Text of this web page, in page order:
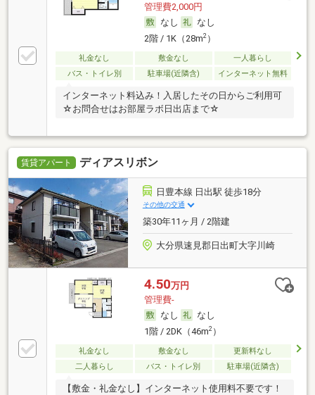
管理費2,000円
なし
なし
2階 / 1K（28m2）
礼金なし 敷金なし
一人暮らし
バス・トイレ別
駐車場(近隣含) インターネット無料
インターネット料込み！入居したその日からご利用可
☆お問合せはお部屋ラボ日出店まで☆
賃貸アパート ディアスリボン
日豊本線 日出駅 徒歩18分
その他の交通
築30年11ヶ月 / 2階建
大分県速見郡日出町大字川崎
4.50万円
管理費-
なし
なし
1階 / 2DK（46m2）
礼金なし 敷金なし
更新料なし
二人暮らし
バス・トイレ別 駐車場(近隣含)
【敷金・礼金なし】インターネット使用料不要です！